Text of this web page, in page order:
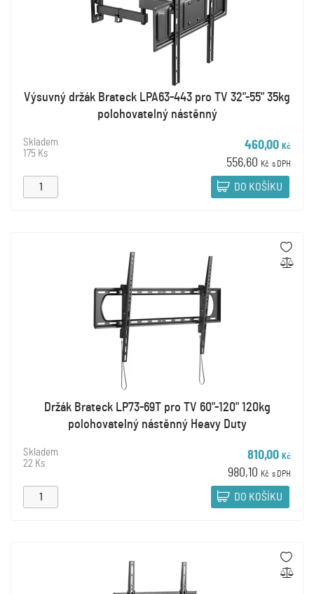
Výsuvný držák Brateck LPA63-443 pro TV 32"-55" 35kg
polohovatelný nástěnný
Skladem
175 Ks
460,00 Kč
556,60 Kč s DPH
DO KOŠÍKU
Držák Brateck LP73-69T pro TV 60"-120" 120kg
polohovatelný nástěnný Heavy Duty
Skladem
22 Ks
810,00 Kč
980,10 Kč s DPH
DO KOŠÍKU